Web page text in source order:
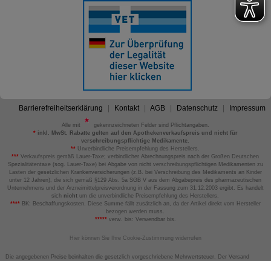
Barrierefreiheitserklärung Kontakt AGB Datenschutz Impressum
Alle mit
gekennzeichneten Felder sind Pflichtangaben.
*inkl. MwSt. Rabatte gelten auf den Apothekenverkaufspreis und nicht für
verschreibungspflichtige Medikamente.
** Unverbindliche Preisempfehlung des Herstellers.
*** Verkaufspreis gemäß Lauer-Taxe; verbindlicher Abrechnungspreis nach der Großen Deutschen
Spezialitätentaxe (sog. Lauer-Taxe) bei Abgabe von nicht verschreibungspflichtigen Medikamenten zu
Lasten der gesetzlichen Krankenversicherungen (z.B. bei Verschreibung des Medikaments an Kinder
unter 12 Jahren), die sich gemäß §129 Abs. 5a SGB V aus dem Abgabepreis des pharmazeutischen
Unternehmens und der Arzneimittelpreisverordnung in der Fassung zum 31.12.2003 ergibt. Es handelt
sich nicht um die unverbindliche Preisempfehlung des Herstellers.
****BK: Beschaffungskosten. Diese Summe fällt zusätzlich an, da der Artikel direkt vom Hersteller
bezogen werden muss.
*****verw. bis: Verwendbar bis.
Hier können Sie Ihre Cookie-Zustimmung widerrufen
Die angegebenen Preise beinhalten die gesetzlich vorgeschriebene Mehrwertsteuer. Der Versand